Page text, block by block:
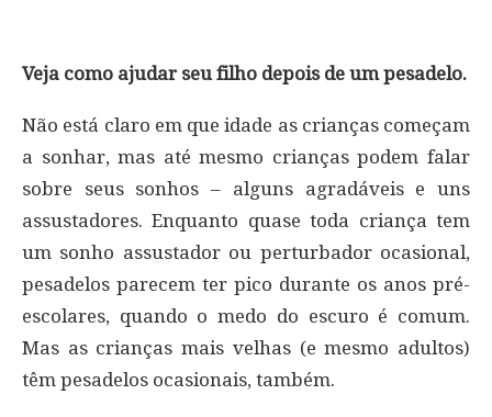
Veja como ajudar seu filho depois de um pesadelo.
Não está claro em que idade as crianças começam
a sonhar, mas até mesmo crianças podem falar
sobre seus sonhos – alguns agradáveis ​​e uns
assustadores. Enquanto quase toda criança tem
um sonho assustador ou perturbador ocasional,
pesadelos parecem ter pico durante os anos pré-
escolares, quando o medo do escuro é comum.
Mas as crianças mais velhas (e mesmo adultos)
têm pesadelos ocasionais, também.